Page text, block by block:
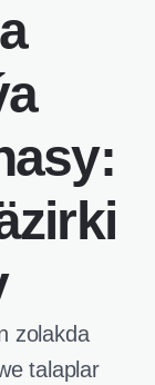
zolakda
talaplar